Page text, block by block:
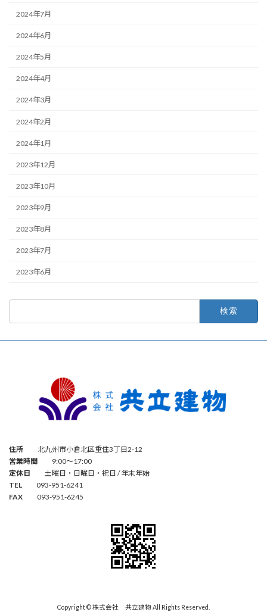
2024年7月
2024年6月
2024年5月
2024年4月
2024年3月
2024年2月
2024年1月
2023年12月
2023年10月
2023年9月
2023年8月
2023年7月
2023年6月
住所 北九州市小倉北区重住3丁目2-12
営業時間 9:00～17:00
定休日 土曜日・日曜日・祝日 / 年末年始
TEL 093-951-6241
FAX 093-951-6245
Copyright © 株式会社 共立建物 All Rights Reserved.